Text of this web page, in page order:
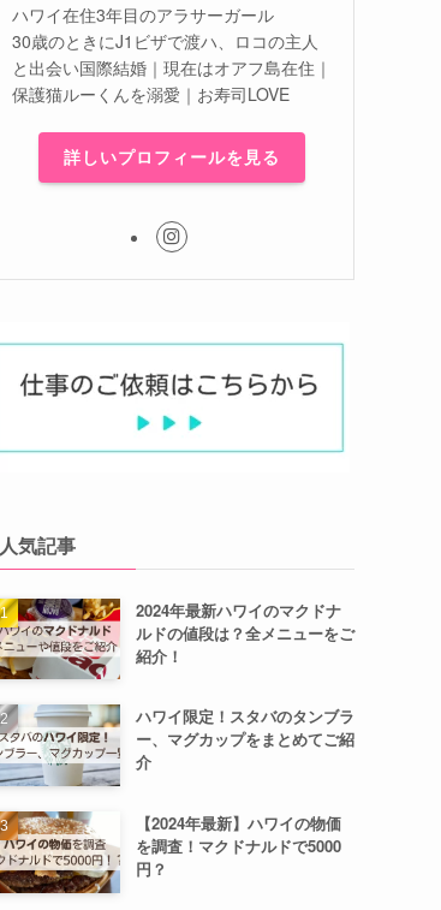
ハワイ在住3年目のアラサーガール
30歳のときにJ1ビザで渡ハ、ロコの主人
と出会い国際結婚｜現在はオアフ島在住｜
保護猫ルーくんを溺愛｜お寿司LOVE
詳しいプロフィールを見る
人気記事
2024年最新ハワイのマクドナ
ルドの値段は？全メニューをご
紹介！
ハワイ限定！スタバのタンブラ
ー、マグカップをまとめてご紹
介
【2024年最新】ハワイの物価
を調査！マクドナルドで5000
円？